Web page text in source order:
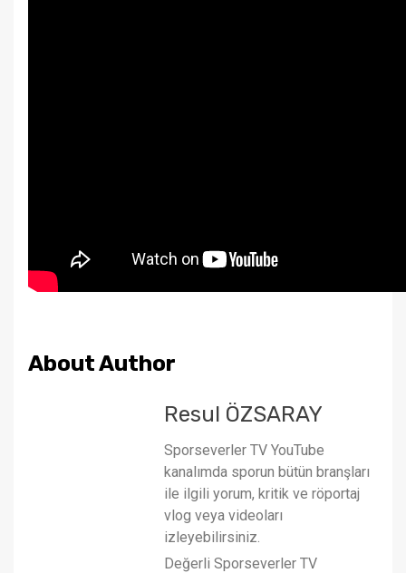
About Author
Resul ÖZSARAY
Sporseverler TV YouTube
kanalımda sporun bütün branşları
ile ilgili yorum, kritik ve röportaj
vlog veya videoları
izleyebilirsiniz.
Değerli Sporseverler TV